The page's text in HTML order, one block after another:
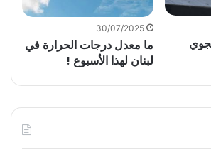
30/07/2025
ما معدل درجات الحرارة في
لبنان لهذا الأسبوع !